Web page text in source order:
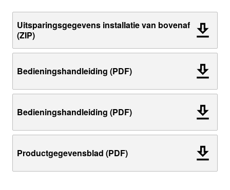
Uitsparingsgegevens installatie van bovenaf
(ZIP)
Bedieningshandleiding (PDF)
Bedieningshandleiding (PDF)
Productgegevensblad (PDF)